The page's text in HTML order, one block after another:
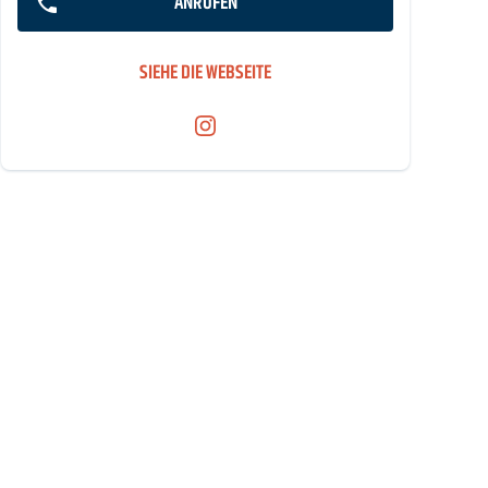
SIEHE DIE WEBSEITE